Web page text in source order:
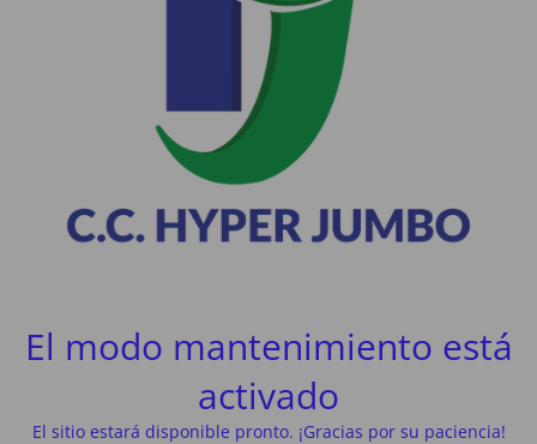
El modo mantenimiento está
activado
El sitio estará disponible pronto. ¡Gracias por su paciencia!